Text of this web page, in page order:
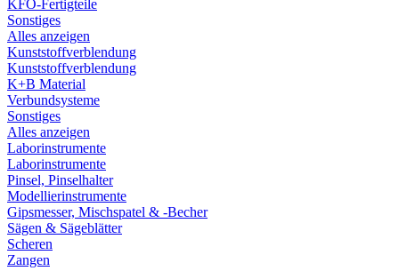
KFO-Fertigteile
Sonstiges
Alles anzeigen
Kunststoffverblendung
Kunststoffverblendung
K+B Material
Verbundsysteme
Sonstiges
Alles anzeigen
Laborinstrumente
Laborinstrumente
Pinsel, Pinselhalter
Modellierinstrumente
Gipsmesser, Mischspatel & -Becher
Sägen & Sägeblätter
Scheren
Zangen